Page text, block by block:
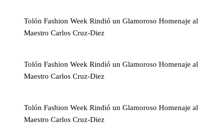
Tolón Fashion Week Rindió un Glamoroso Homenaje al
Maestro Carlos Cruz-Diez
Tolón Fashion Week Rindió un Glamoroso Homenaje al
Maestro Carlos Cruz-Diez
Tolón Fashion Week Rindió un Glamoroso Homenaje al
Maestro Carlos Cruz-Diez